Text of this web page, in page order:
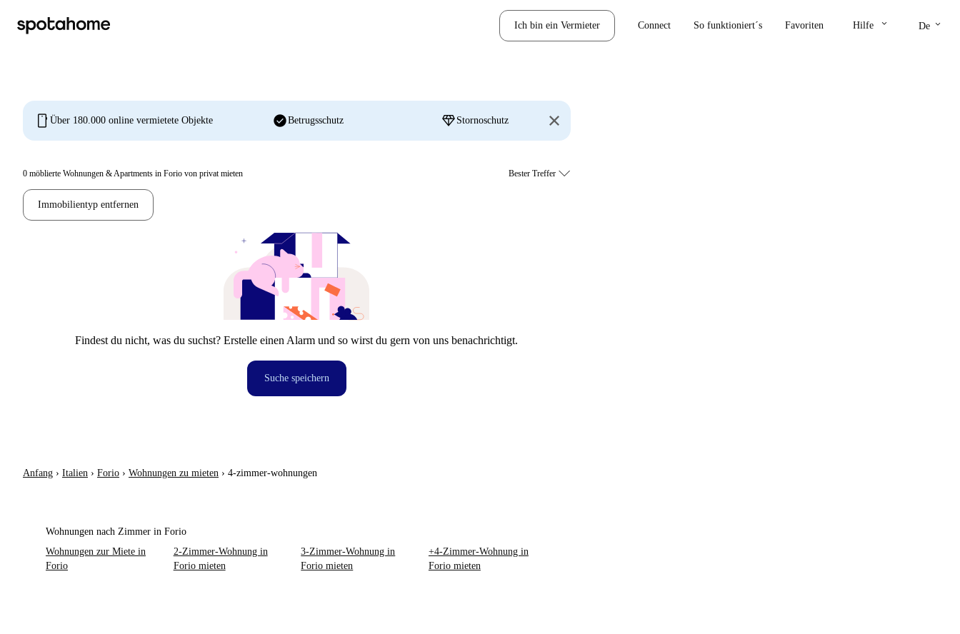
Ich bin ein Vermieter Connect So funktioniert´s Favoriten Hilfe keyboard_arrow_down De keyboard_arrow_down
mobile Über 180.000 online vermietete Objekte check_circleBetrugsschutz diamond Stornoschutz
0 möblierte Wohnungen & Apartments in Forio von privat mieten
Immobilientyp entfernen
Findest du nicht, was du suchst? Erstelle einen Alarm und so wirst du gern von uns benachrichtigt.
Suche speichern
Anfang › Italien › Forio › Wohnungen zu mieten › 4-zimmer-wohnungen
Wohnungen nach Zimmer in Forio
Wohnungen zur Miete in
Forio
2-Zimmer-Wohnung in
Forio mieten
3-Zimmer-Wohnung in
Forio mieten
+4-Zimmer-Wohnung in
Forio mieten